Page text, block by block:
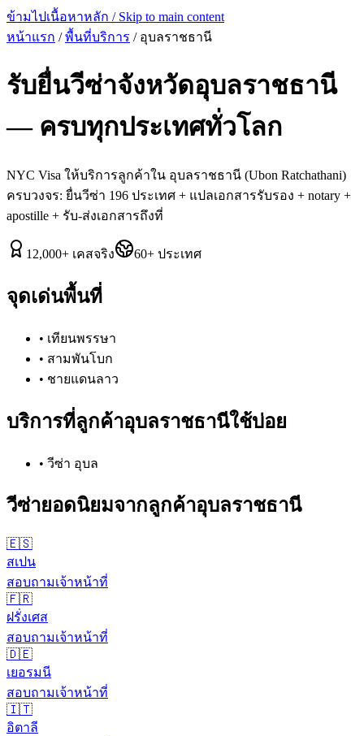
ข้ามไปเนื้อหาหลัก / Skip to main content
หน้าแรก / พื้นที่บริการ / อุบลราชธานี
รับยื่นวีซ่าจังหวัดอุบลราชธานี
— ครบทุกประเทศทั่วโลก
NYC Visa ให้บริการลูกค้าใน อุบลราชธานี (Ubon Ratchathani)
ครบวงจร: ยื่นวีซ่า 196 ประเทศ + แปลเอกสารรับรอง + notary +
apostille + รับ-ส่งเอกสารถึงที่
12,000+ เคสจริง 60+ ประเทศ
จุดเด่นพื้นที่
• เทียนพรรษา
• สามพันโบก
• ชายแดนลาว
บริการที่ลูกค้าอุบลราชธานีใช้บ่อย
• วีซ่า อุบล
วีซ่ายอดนิยมจากลูกค้าอุบลราชธานี
🇪🇸
สเปน
สอบถามเจ้าหน้าที่
🇫🇷
ฝรั่งเศส
สอบถามเจ้าหน้าที่
🇩🇪
เยอรมนี
สอบถามเจ้าหน้าที่
🇮🇹
อิตาลี